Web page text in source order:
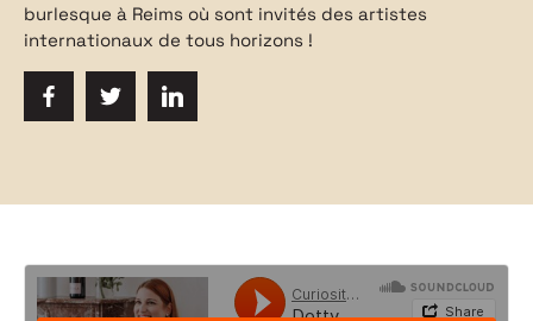
burlesque à Reims où sont invités des artistes
internationaux de tous horizons !